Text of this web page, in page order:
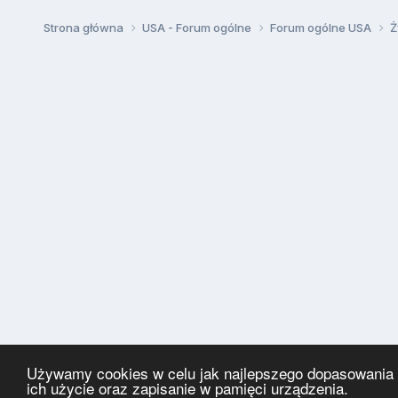
Używamy cookies w celu jak najlepszego
ich użycie oraz zapisanie w pamięci urządzenia.
Strona główna USA - Forum ogólne Forum ogólne USA